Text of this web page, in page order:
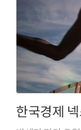
한국경제